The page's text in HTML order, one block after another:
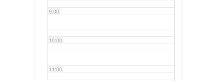
9:00
10:00
11:00